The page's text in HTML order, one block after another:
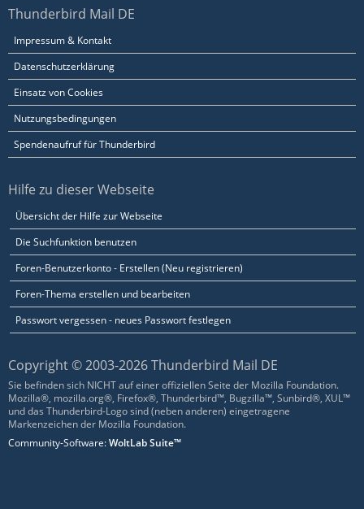
Thunderbird Mail DE
Impressum & Kontakt
Datenschutzerklärung
Einsatz von Cookies
Nutzungsbedingungen
Spendenaufruf für Thunderbird
Hilfe zu dieser Webseite
Übersicht der Hilfe zur Webseite
Die Suchfunktion benutzen
Foren-Benutzerkonto - Erstellen (Neu registrieren)
Foren-Thema erstellen und bearbeiten
Passwort vergessen - neues Passwort festlegen
Copyright © 2003-2026 Thunderbird Mail DE
Sie befinden sich NICHT auf einer offiziellen Seite der Mozilla Foundation.
Mozilla®, mozilla.org®, Firefox®, Thunderbird™, Bugzilla™, Sunbird®, XUL™
und das Thunderbird-Logo sind (neben anderen) eingetragene
Markenzeichen der Mozilla Foundation.
Community-Software:WoltLab Suite™